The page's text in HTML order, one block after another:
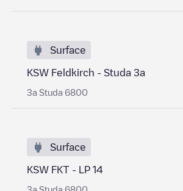
Surface
KSW Feldkirch - Studa 3a
3a Studa 6800
Surface
KSW FKT - LP 14
3a Studa 6800